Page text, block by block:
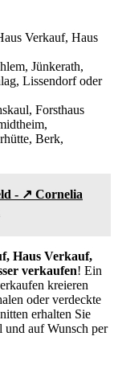
Verkauf, Haus
Jünkerath,
Lissendorf oder
Forsthaus
Berk,
- ↗️ Cornelia
Haus Verkauf,
verkaufen! Ein
kreieren
oder verdeckte
erhalten Sie
und auf Wunsch per